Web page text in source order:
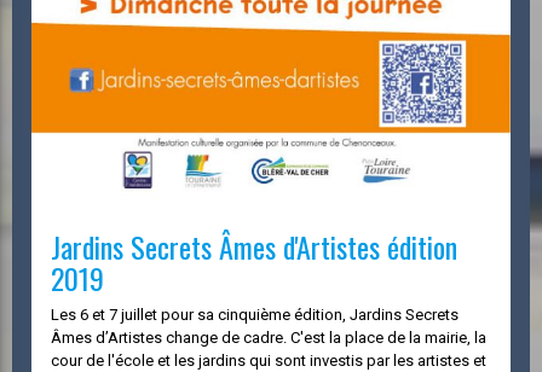
Jardins Secrets Âmes d'Artistes édition
2019
Les 6 et 7 juillet pour sa cinquième édition, Jardins Secrets
Âmes d’Artistes change de cadre. C'est la place de la mairie, la
cour de l'école et les jardins qui sont investis par les artistes et